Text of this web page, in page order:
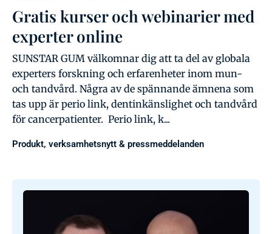
Gratis kurser och webinarier med
experter online
SUNSTAR GUM välkomnar dig att ta del av globala
experters forskning och erfarenheter inom mun-
och tandvård. Några av de spännande ämnena som
tas upp är perio link, dentinkänslighet och tandvård
för cancerpatienter. Perio link, k...
Produkt, verksamhetsnytt & pressmeddelanden